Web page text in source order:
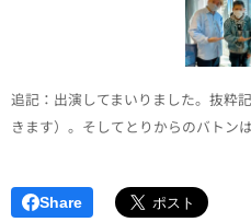
追記：出演してまいりました。抜粋
きます）。そしてとりからのバトンは
Share